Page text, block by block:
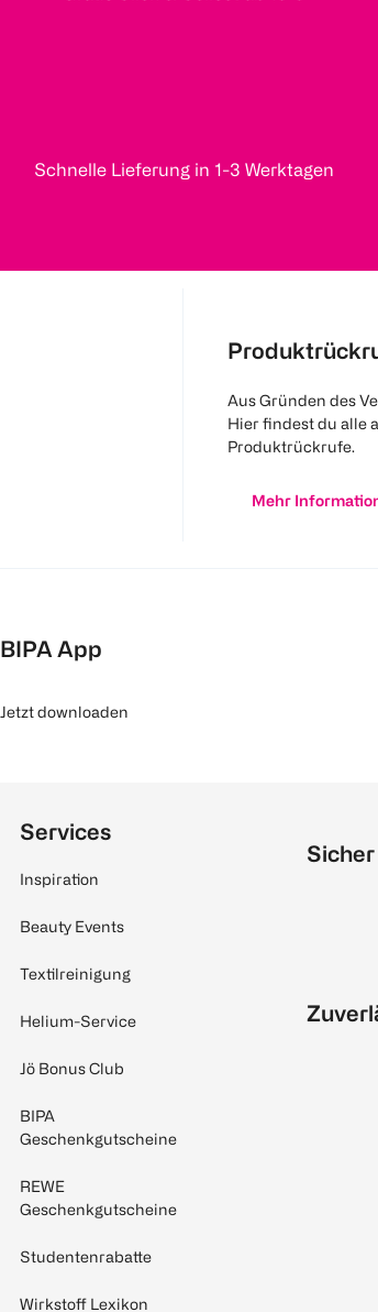
Schnelle Lieferung in 1-3 Werktagen
Aus Gründen des
Hier findest du alle
Produktrückrufe.
Mehr
BIPA App
Jetzt downloaden
Services
Inspiration
Beauty Events
Textilreinigung
Helium-Service
Jö Bonus Club
BIPA
Geschenkgutscheine
REWE
Geschenkgutscheine
Studentenrabatte
Wirkstoff Lexikon